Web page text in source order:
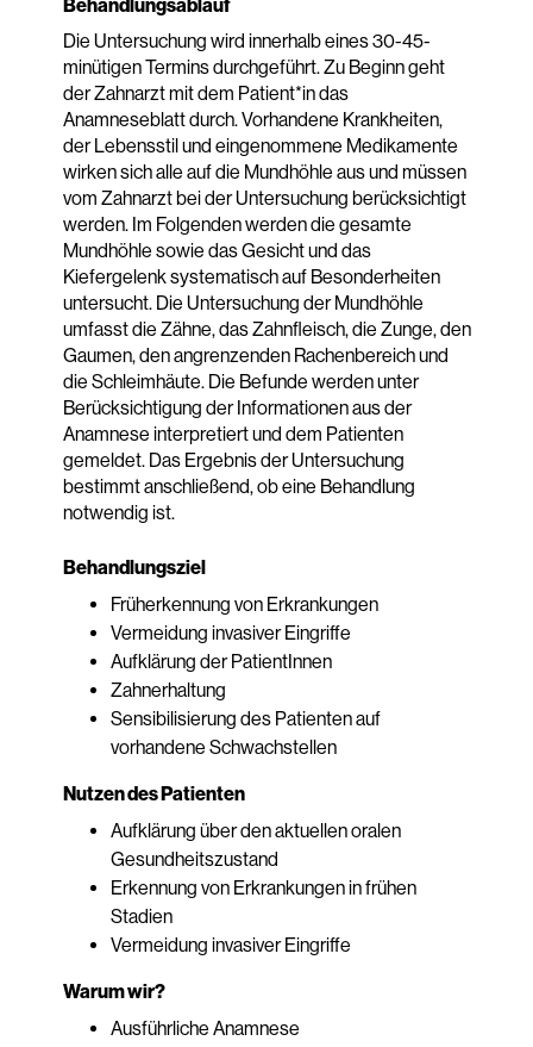
Behandlungsablauf
Die Untersuchung wird innerhalb eines 30-45-
minütigen Termins durchgeführt. Zu Beginn geht
der Zahnarzt mit dem Patient*in das
Anamneseblatt durch. Vorhandene Krankheiten,
der Lebensstil und eingenommene Medikamente
wirken sich alle auf die Mundhöhle aus und müssen
vom Zahnarzt bei der Untersuchung berücksichtigt
werden. Im Folgenden werden die gesamte
Mundhöhle sowie das Gesicht und das
Kiefergelenk systematisch auf Besonderheiten
untersucht. Die Untersuchung der Mundhöhle
umfasst die Zähne, das Zahnfleisch, die Zunge, den
Gaumen, den angrenzenden Rachenbereich und
die Schleimhäute. Die Befunde werden unter
Berücksichtigung der Informationen aus der
Anamnese interpretiert und dem Patienten
gemeldet. Das Ergebnis der Untersuchung
bestimmt anschließend, ob eine Behandlung
notwendig ist.
Behandlungsziel
Früherkennung von Erkrankungen
Vermeidung invasiver Eingriffe
Aufklärung der PatientInnen
Zahnerhaltung
Sensibilisierung des Patienten auf
vorhandene Schwachstellen
Nutzen des Patienten
Aufklärung über den aktuellen oralen
Gesundheitszustand
Erkennung von Erkrankungen in frühen
Stadien
Vermeidung invasiver Eingriffe
Warum wir?
Ausführliche Anamnese